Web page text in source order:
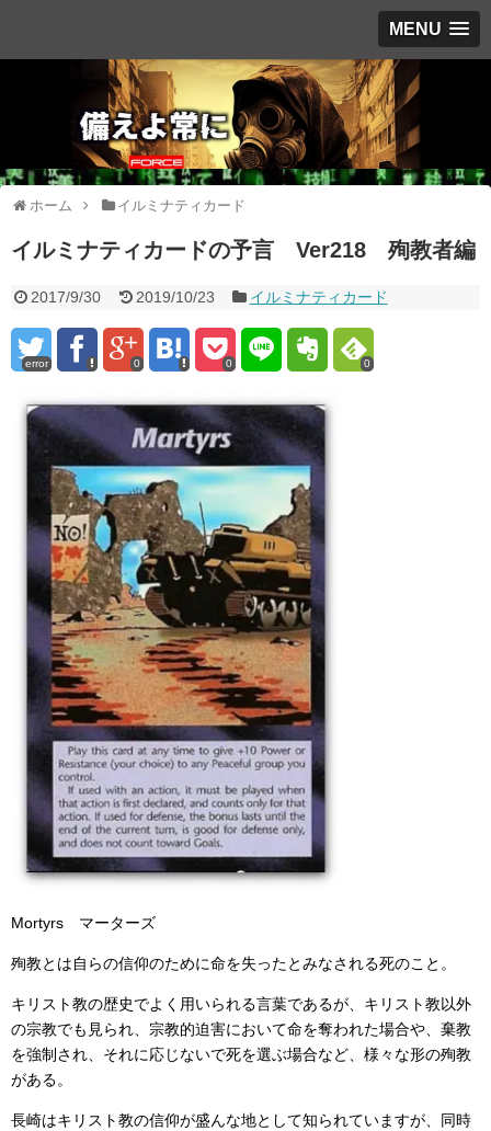
MENU
ホーム イルミナティカード
イルミナティカードの予言 Ver218 殉教者編
2017/9/30 2019/10/23 イルミナティカード
error 0 0 0
Mortyrs マーターズ
殉教とは自らの信仰のために命を失ったとみなされる死のこと。
キリスト教の歴史でよく用いられる言葉であるが、キリスト教以外
の宗教でも見られ、宗教的迫害において命を奪われた場合や、棄教
を強制され、それに応じないで死を選ぶ場合など、様々な形の殉教
がある。
長崎はキリスト教の信仰が盛んな地として知られていますが、 同時